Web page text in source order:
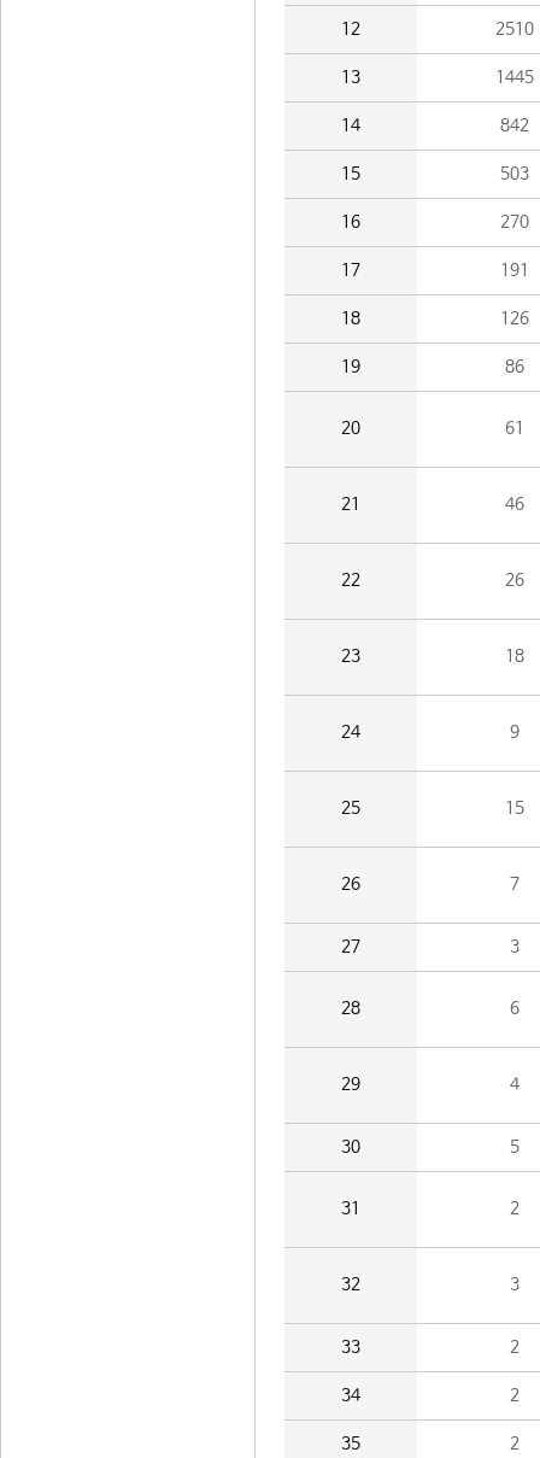
12 2510
13 1445
14 842
15 503
16 270
17 191
18 126
19 86
20 61
21 46
22 26
23 18
24 9
25 15
26 7
27 3
28 6
29 4
30 5
31 2
32 3
33 2
34 2
35 2